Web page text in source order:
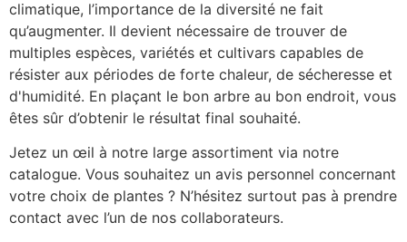
climatique, l’importance de la diversité ne fait
qu’augmenter. Il devient nécessaire de trouver de
multiples espèces, variétés et cultivars capables de
résister aux périodes de forte chaleur, de sécheresse et
d'humidité. En plaçant le bon arbre au bon endroit, vous
êtes sûr d’obtenir le résultat final souhaité.
Jetez un œil à notre large assortiment via notre
catalogue. Vous souhaitez un avis personnel concernant
votre choix de plantes ? N’hésitez surtout pas à prendre
contact avec l’un de nos collaborateurs.